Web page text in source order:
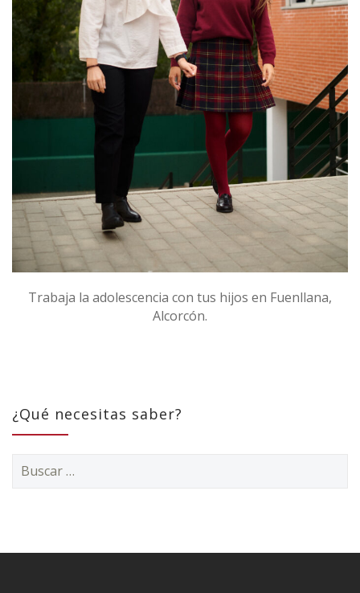
Trabaja la adolescencia con tus hijos en Fuenllana,
Alcorcón.
¿Qué necesitas saber?
Buscar: